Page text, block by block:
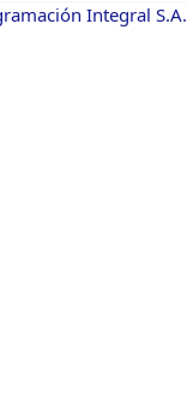
Integral S.A.